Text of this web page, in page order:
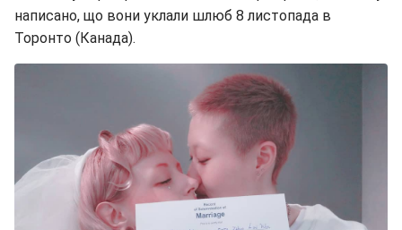
написано, що вони уклали шлюб 8 листопада в
Торонто (Канада).